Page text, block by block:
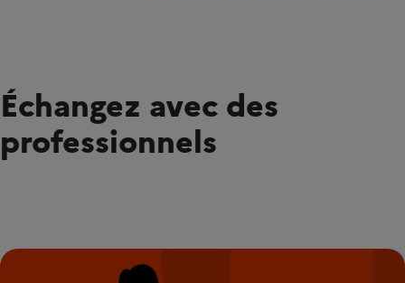
Échangez avec des
professionnels